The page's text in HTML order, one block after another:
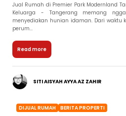
Jual Rumah di Premier Park Modernland
Keluarga - Tangerang memang
menyediakan hunian idaman. Dari waktu
perum...
Read more
SITI AISYAH AYYA AZ ZAHIR
DIJUAL RUMAH BERITA PROPERTI